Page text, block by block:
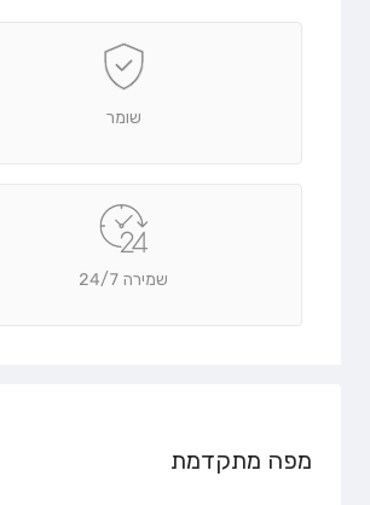
שומר
שמירה 24/7
מפה מתקדמת